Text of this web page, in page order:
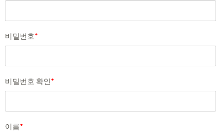
비밀번호*
비밀번호 확인*
이름*